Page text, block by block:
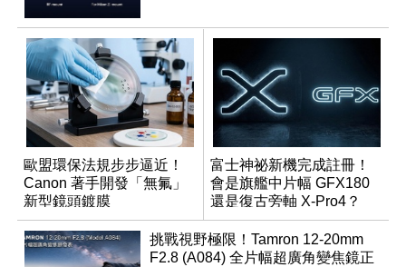
歐盟環保法規步步逼近！
Canon 著手開發「無氟」
新型鏡頭鍍膜
富士神祕新機完成註冊！
會是旗艦中片幅 GFX180
還是復古旁軸 X-Pro4？
挑戰視野極限！Tamron 12-20mm
F2.8 (A084) 全片幅超廣角變焦鏡正